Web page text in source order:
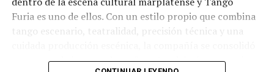
Furia es uno de ellos. Con un estilo propio que combina
tango escenario, teatralidad, precisión técnica y una
como uno de los grandes referentes del género en el